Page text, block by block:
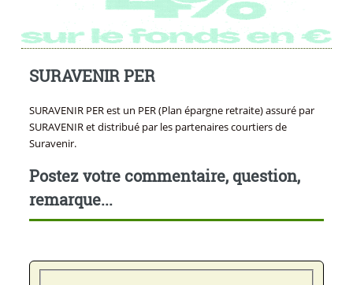
SURAVENIR PER
SURAVENIR PER est un PER (Plan épargne retraite) assuré par
SURAVENIR et distribué par les partenaires courtiers de
Suravenir.
Postez votre commentaire, question,
remarque...